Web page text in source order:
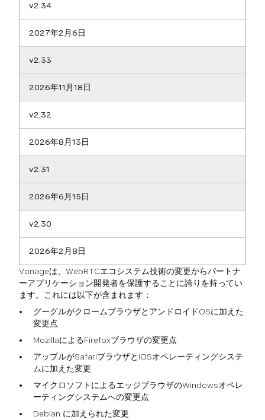
v2.34
2027年2月6日
v2.33
2026年11月18日
v2.32
2026年8月13日
v2.31
2026年6月15日
v2.30
2026年2月8日
Vonageは、WebRTCエコシステム技術の変更からパートナ
ーアプリケーション開発者を保護することに誇りを持ってい
ます。これには以下が含まれます：
グーグルがクロームブラウザとアンドロイドOSに加えた
変更点
MozillaによるFirefoxブラウザの変更点
アップルがSafariブラウザとiOSオペレーティングシステ
ムに加えた変更
マイクロソフトによるエッジブラウザのWindowsオペレ
ーティングシステムへの変更点
Debian に加えられた変更